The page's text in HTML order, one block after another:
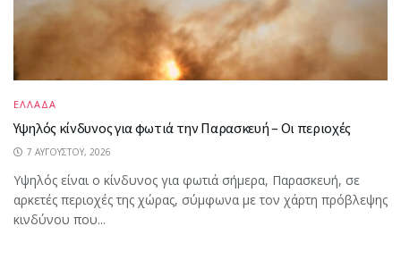
ΕΛΛΑΔΑ
Υψηλός κίνδυνος για φωτιά την Παρασκευή – Οι περιοχές
7 ΑΥΓΟΎΣΤΟΥ, 2026
Υψηλός είναι ο κίνδυνος για φωτιά σήμερα, Παρασκευή, σε
αρκετές περιοχές της χώρας, σύμφωνα με τον χάρτη πρόβλεψης
κινδύνου που...